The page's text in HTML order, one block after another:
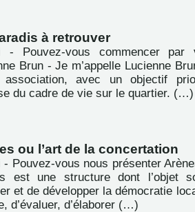
à retrouver
- Pouvez-vous commencer par
Brun - Je m’appelle Lucienne
association, avec un objectif
du cadre de vie sur le quartier. (…)
ou l’art de la concertation
- Pouvez-vous nous présenter
est une structure dont l’objet
et de développer la démocratie
d’évaluer, d’élaborer (…)